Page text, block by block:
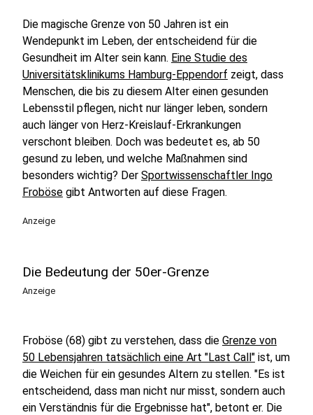
Die magische Grenze von 50 Jahren ist ein
Wendepunkt im Leben, der entscheidend für die
Gesundheit im Alter sein kann. Eine Studie des
Universitätsklinikums Hamburg-Eppendorf zeigt, dass
Menschen, die bis zu diesem Alter einen gesunden
Lebensstil pflegen, nicht nur länger leben, sondern
auch länger von Herz-Kreislauf-Erkrankungen
verschont bleiben. Doch was bedeutet es, ab 50
gesund zu leben, und welche Maßnahmen sind
besonders wichtig? Der Sportwissenschaftler Ingo
Froböse gibt Antworten auf diese Fragen.
Anzeige
Die Bedeutung der 50er-Grenze
Anzeige
Froböse (68) gibt zu verstehen, dass die Grenze von
50 Lebensjahren tatsächlich eine Art "Last Call" ist, um
die Weichen für ein gesundes Altern zu stellen. "Es ist
entscheidend, dass man nicht nur misst, sondern auch
ein Verständnis für die Ergebnisse hat", betont er. Die